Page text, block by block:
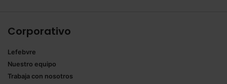
Corporativo
Lefebvre
Nuestro equipo
Trabaja con nosotros